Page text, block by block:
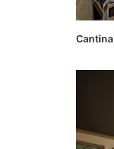
Cantina